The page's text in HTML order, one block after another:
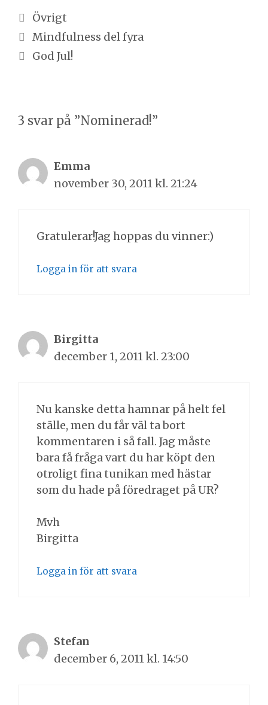
Kategorier
Övrigt
Inläggsnavigering
Mindfulness del fyra
God Jul!
3 svar på ”Nominerad!”
Emma
november 30, 2011 kl. 21:24
Gratulerar!Jag hoppas du vinner:)
Logga in för att svara
Birgitta
december 1, 2011 kl. 23:00
Nu kanske detta hamnar på helt fel
ställe, men du får väl ta bort
kommentaren i så fall. Jag måste
bara få fråga vart du har köpt den
otroligt fina tunikan med hästar
som du hade på föredraget på UR?
Mvh
Birgitta
Logga in för att svara
Stefan
december 6, 2011 kl. 14:50